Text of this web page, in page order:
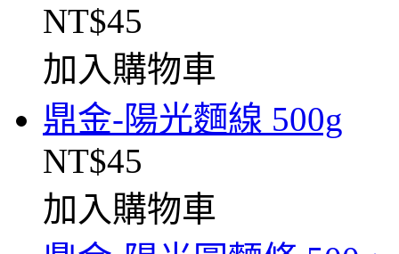
NT$45
加入購物車
鼎金-陽光麵線 500g
NT$45
加入購物車